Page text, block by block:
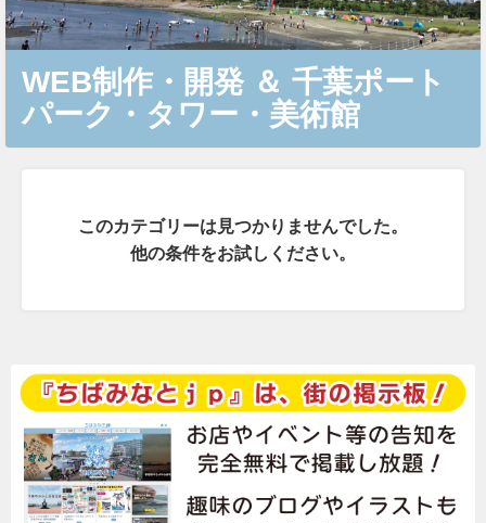
WEB制作・開発 ＆ 千葉ポート
パーク・タワー・美術館
このカテゴリーは見つかりませんでした。
他の条件をお試しください。